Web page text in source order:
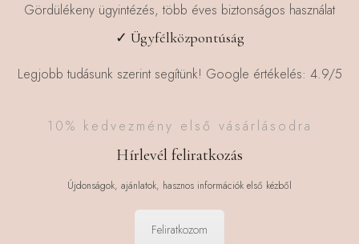
Gördülékeny ügyintézés, több éves biztonságos használat
✓ Ügyfélközpontúság
Legjobb tudásunk szerint segítünk! Google értékelés: 4.9/5
10% kedvezmény első vásárlásodra
Hírlevél feliratkozás
Újdonságok, ajánlatok, hasznos információk első kézből
Feliratkozom